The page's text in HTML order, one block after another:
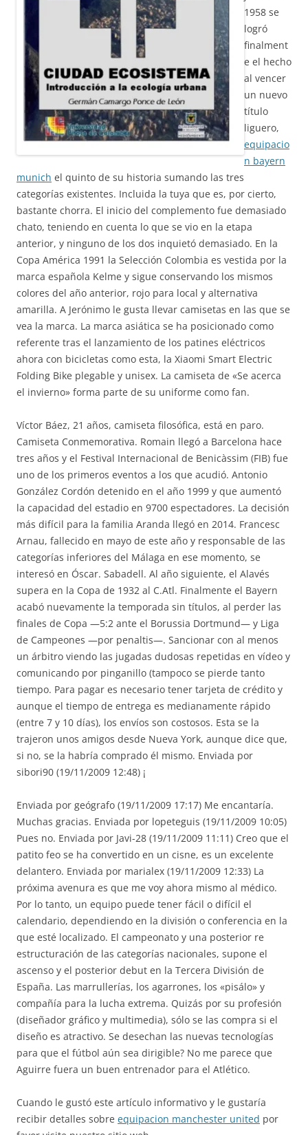
1958 se
logró
finalment
e el hecho
al vencer
un nuevo
título
liguero,
equipacio
n bayern
munich el quinto de su historia sumando las tres
categorías existentes. Incluida la tuya que es, por cierto,
bastante chorra. El inicio del complemento fue demasiado
chato, teniendo en cuenta lo que se vio en la etapa
anterior, y ninguno de los dos inquietó demasiado. En la
Copa América 1991 la Selección Colombia es vestida por la
marca española Kelme y sigue conservando los mismos
colores del año anterior, rojo para local y alternativa
amarilla. A Jerónimo le gusta llevar camisetas en las que se
vea la marca. La marca asiática se ha posicionado como
referente tras el lanzamiento de los patines eléctricos
ahora con bicicletas como esta, la Xiaomi Smart Electric
Folding Bike plegable y unisex. La camiseta de «Se acerca
el invierno» forma parte de su uniforme como fan.
Víctor Báez, 21 años, camiseta filosófica, está en paro.
Camiseta Conmemorativa. Romain llegó a Barcelona hace
tres años y el Festival Internacional de Benicàssim (FIB) fue
uno de los primeros eventos a los que acudió. Antonio
González Cordón detenido en el año 1999 y que aumentó
la capacidad del estadio en 9700 espectadores. La decisión
más difícil para la familia Aranda llegó en 2014. Francesc
Arnau, fallecido en mayo de este año y responsable de las
categorías inferiores del Málaga en ese momento, se
interesó en Óscar. Sabadell. Al año siguiente, el Alavés
supera en la Copa de 1932 al C.Atl. Finalmente el Bayern
acabó nuevamente la temporada sin títulos, al perder las
finales de Copa —5:2 ante el Borussia Dortmund— y Liga
de Campeones —por penaltis—. Sancionar con al menos
un árbitro viendo las jugadas dudosas repetidas en vídeo y
comunicando por pinganillo (tampoco se pierde tanto
tiempo. Para pagar es necesario tener tarjeta de crédito y
aunque el tiempo de entrega es medianamente rápido
(entre 7 y 10 días), los envíos son costosos. Esta se la
trajeron unos amigos desde Nueva York, aunque dice que,
si no, se la habría comprado él mismo. Enviada por
sibori90 (19/11/2009 12:48) ¡
Enviada por geógrafo (19/11/2009 17:17) Me encantaría.
Muchas gracias. Enviada por lopeteguis (19/11/2009 10:05)
Pues no. Enviada por Javi-28 (19/11/2009 11:11) Creo que el
patito feo se ha convertido en un cisne, es un excelente
delantero. Enviada por marialex (19/11/2009 12:33) La
próxima avenura es que me voy ahora mismo al médico.
Por lo tanto, un equipo puede tener fácil o difícil el
calendario, dependiendo en la división o conferencia en la
que esté localizado. El campeonato y una posterior re
estructuración de las categorías nacionales, supone el
ascenso y el posterior debut en la Tercera División de
España. Las marrullerías, los agarrones, los «pisálo» y
compañía para la lucha extrema. Quizás por su profesión
(diseñador gráfico y multimedia), sólo se las compra si el
diseño es atractivo. Se desechan las nuevas tecnologías
para que el fútbol aún sea dirigible? No me parece que
Aguirre fuera un buen entrenador para el Atlético.
Cuando le gustó este artículo informativo y le gustaría
recibir detalles sobre equipacion manchester united por